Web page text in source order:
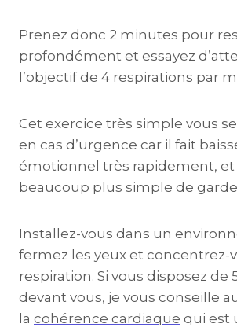
Prenez donc 2 minutes pour
profondément et essayez
l’objectif de 4 respirations par
Cet exercice très simple vous
en cas d’urgence car il fait
émotionnel très rapidement, et
beaucoup plus simple de
Installez-vous dans un
fermez les yeux et concentrez-
respiration. Si vous disposez de
devant vous, je vous conseille
la cohérence cardiaque qui est